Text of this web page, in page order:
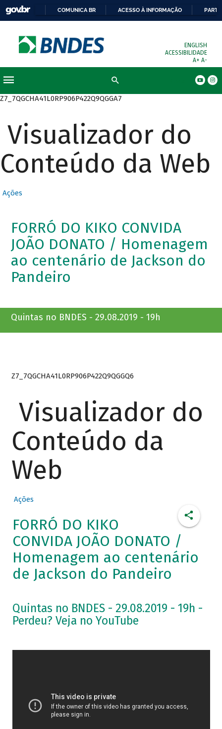
COMUNICA BR ACESSO À INFORMAÇÃO
ENGLISH
ACESSIBILIDADE
A+ A-
Z7_7QGCHA41L0RP906P422Q9QGGA7
Visualizador do
Conteúdo da Web
Ações
FORRÓ DO KIKO CONVIDA
JOÃO DONATO / Homenagem
ao centenário de Jackson do
Pandeiro
Quintas no BNDES - 29.08.2019 - 19h
Z7_7QGCHA41L0RP906P422Q9QGGQ6
Visualizador do
Conteúdo da
Web
Ações
FORRÓ DO KIKO
CONVIDA JOÃO DONATO /
Homenagem ao centenário
de Jackson do Pandeiro
Quintas no BNDES - 29.08.2019 - 19h -
Perdeu? Veja no YouTube